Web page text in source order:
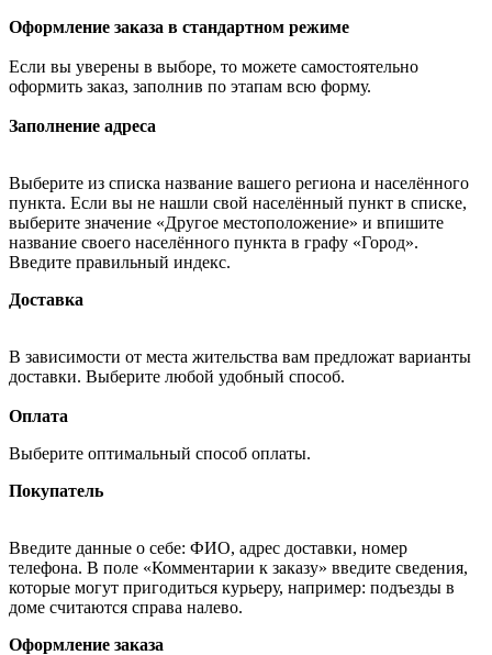
Оформление заказа в стандартном режиме
Если вы уверены в выборе, то можете самостоятельно
оформить заказ, заполнив по этапам всю форму.
Заполнение адреса
Выберите из списка название вашего региона и населённого
пункта. Если вы не нашли свой населённый пункт в списке,
выберите значение «Другое местоположение» и впишите
название своего населённого пункта в графу «Город».
Введите правильный индекс.
Доставка
В зависимости от места жительства вам предложат варианты
доставки. Выберите любой удобный способ.
Оплата
Выберите оптимальный способ оплаты.
Покупатель
Введите данные о себе: ФИО, адрес доставки, номер
телефона. В поле «Комментарии к заказу» введите сведения,
которые могут пригодиться курьеру, например: подъезды в
доме считаются справа налево.
Оформление заказа